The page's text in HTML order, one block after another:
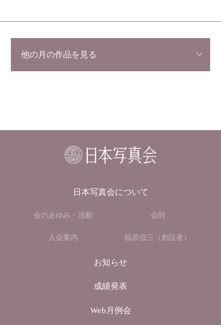
日本写真会について
会のあゆみ・活動 会則
入会案内 福原信三（創設者）
お知らせ
成績発表
Web月例会